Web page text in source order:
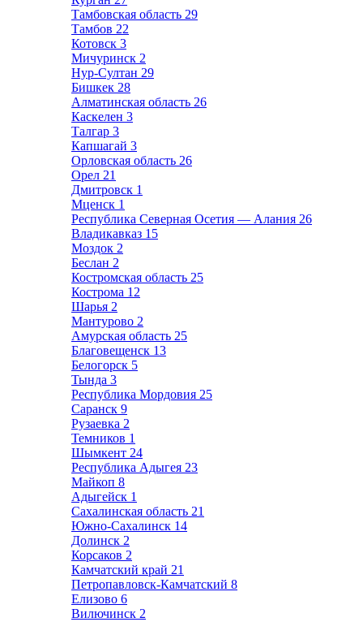
Тамбовская область 29
Тамбов 22
Котовск 3
Мичуринск 2
Нур-Султан 29
Бишкек 28
Алматинская область 26
Каскелен 3
Талгар 3
Капшагай 3
Орловская область 26
Орел 21
Дмитровск 1
Мценск 1
Республика Северная Осетия — Алания 26
Владикавказ 15
Моздок 2
Беслан 2
Костромская область 25
Кострома 12
Шарья 2
Мантурово 2
Амурская область 25
Благовещенск 13
Белогорск 5
Тында 3
Республика Мордовия 25
Саранск 9
Рузаевка 2
Темников 1
Шымкент 24
Республика Адыгея 23
Майкоп 8
Адыгейск 1
Сахалинская область 21
Южно-Сахалинск 14
Долинск 2
Корсаков 2
Камчатский край 21
Петропавловск-Камчатский 8
Елизово 6
Вилючинск 2